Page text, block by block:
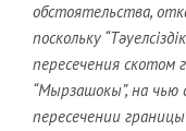
обстоятельства,
поскольку
пересечения скотом
“Мырзашокы”, на чью
пересечении